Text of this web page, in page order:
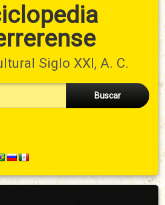
Siglo XXI, A. C.